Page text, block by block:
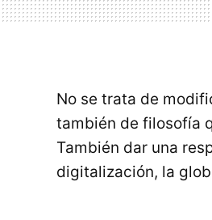
No se trata de
también de filosofía
También dar una
digitalización, la